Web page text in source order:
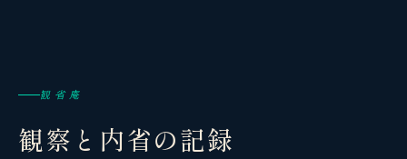
観省庵
観察と内省の記録